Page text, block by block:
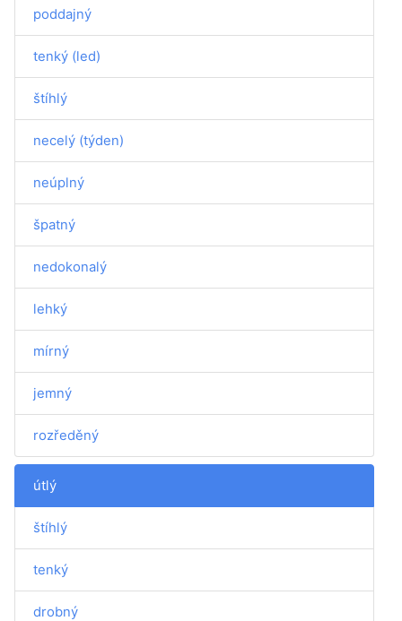
poddajný
tenký (led)
štíhlý
necelý (týden)
neúplný
špatný
nedokonalý
lehký
mírný
jemný
rozředěný
útlý
štíhlý
tenký
drobný